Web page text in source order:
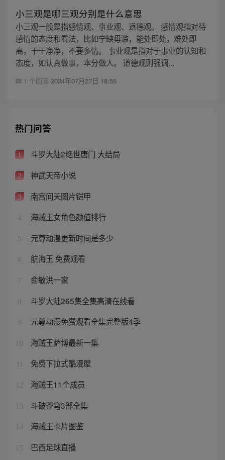
小三观是哪三观分别是什么意思
小三观一般是指感情观、事业观、道德观。 感情观指对待
感情的态度和看法，比如宁缺毋滥，能处即处，难处即
离，干干净净，不要多情。 事业观是指对于事业的认知和
态度，如认真做事，本分做人。 道德观则强调...
1 个回答 2024年07月27日 18:55
热门问答
1 斗罗大陆2绝世唐门 大结局
2 神武天帝小说
3 南宫问天图片铠甲
4 海贼王女角色颜值排行
5 元尊动漫更新时间是多少
6 航海王 免费观看
7 俞敏洪一家
8 斗罗大陆265集全集高清在线看
9 元尊动漫免费观看全集完整版4季
10 海贼王萨博最新一集
免费下拉式酷漫屋
12 海贼王11个成员
13 斗破苍穹3部全集
14 海贼王卡片图鉴
15 巴西足球直播